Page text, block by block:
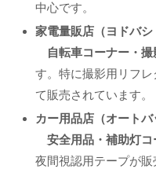
中心です。
家電量販店（ヨドバシ
自転車コーナー・
す。特に撮影用リフ
て販売されています。
カー用品店（オートバ
安全用品・補助灯コ
夜間視認用テープが販